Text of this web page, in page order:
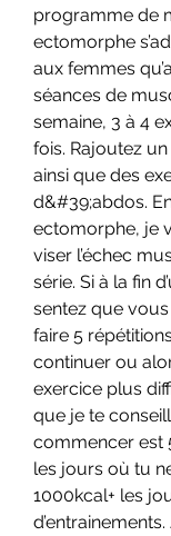
programme de
ectomorphe
aux femmes
séances de
semaine, 3 à 4
fois. Rajoutez
ainsi que des
d&#39;abdos.
ectomorphe, je
viser l’échec
série. Si à la fin
sentez que
faire 5
continuer ou
exercice plus
que je te
commencer est
les jours où tu
1000kcal+ les